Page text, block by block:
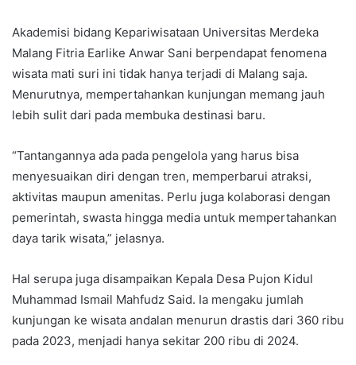
Akademisi bidang Kepariwisataan Universitas Merdeka
Malang Fitria Earlike Anwar Sani berpendapat fenomena
wisata mati suri ini tidak hanya terjadi di Malang saja.
Menurutnya, mempertahankan kunjungan memang jauh
lebih sulit dari pada membuka destinasi baru.
“Tantangannya ada pada pengelola yang harus bisa
menyesuaikan diri dengan tren, memperbarui atraksi,
aktivitas maupun amenitas. Perlu juga kolaborasi dengan
pemerintah, swasta hingga media untuk mempertahankan
daya tarik wisata,” jelasnya.
Hal serupa juga disampaikan Kepala Desa Pujon Kidul
Muhammad Ismail Mahfudz Said. Ia mengaku jumlah
kunjungan ke wisata andalan menurun drastis dari 360 ribu
pada 2023, menjadi hanya sekitar 200 ribu di 2024.